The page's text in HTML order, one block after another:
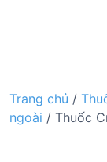
Trang chủ /
ngoài / Thuốc